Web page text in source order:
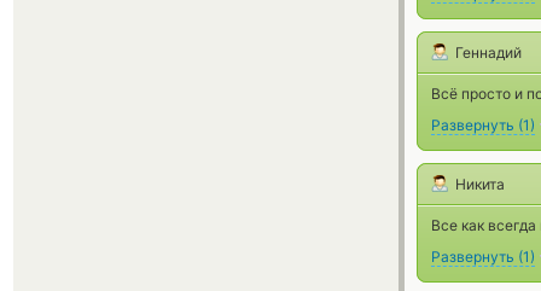
Геннадий
Всё просто и
Развернуть (1)
Никита
Все как
Развернуть (1)